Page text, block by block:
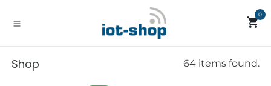
0
Shop 64 items found.